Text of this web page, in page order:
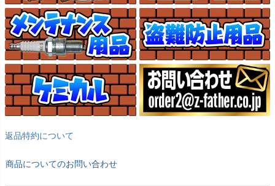
返品特約について
商品についてのお問い合わせ